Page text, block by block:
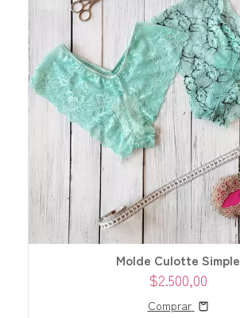
Molde Culotte Simple
$2.500,00
Comprar